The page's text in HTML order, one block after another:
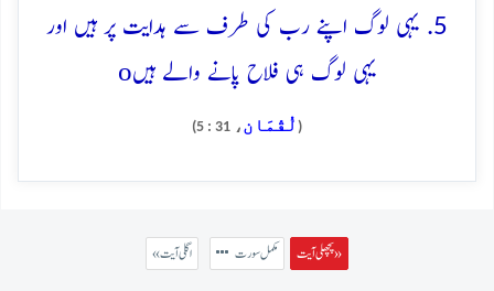
5. یہی لوگ اپنے رب کی طرف سے ہدایت پر ہیں اور
یہی لوگ ہی فلاح پانے والے ہیںo
( لُقْمَان ، 31 : 5)
پچھلی آیت » مکمل سورت « اگلی آیت